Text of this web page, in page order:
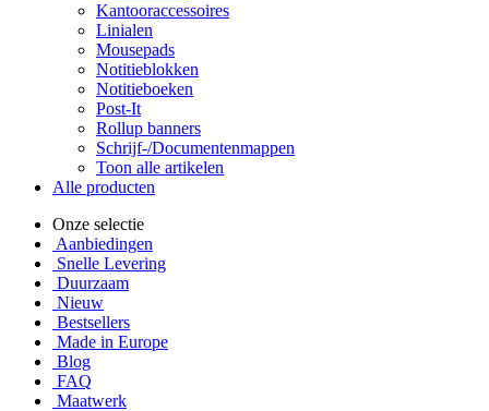
Kantooraccessoires
Linialen
Mousepads
Notitieblokken
Notitieboeken
Post-It
Rollup banners
Schrijf-/Documentenmappen
Toon alle artikelen
Alle producten
Onze selectie
Aanbiedingen
Snelle Levering
Duurzaam
Nieuw
Bestsellers
Made in Europe
Blog
FAQ
Maatwerk